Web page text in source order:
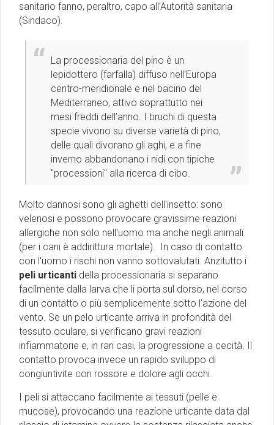
sanitario fanno, peraltro, capo all’Autorità sanitaria
(Sindaco).
La processionaria del pino è un
lepidottero (farfalla) diffuso nell'Europa
centro-meridionale e nel bacino del
Mediterraneo, attivo soprattutto nei
mesi freddi dell’anno. I bruchi di questa
specie vivono su diverse varietà di pino,
delle quali divorano gli aghi, e a fine
inverno abbandonano i nidi con tipiche
"processioni" alla ricerca di cibo.
Molto dannosi sono gli aghetti dell'insetto: sono
velenosi e possono provocare gravissime reazioni
allergiche non solo nell'uomo ma anche negli animali
(per i cani è addirittura mortale). In caso di contatto
con l'uomo i rischi non vanno sottovalutati. Anzitutto i
peli urticanti della processionaria si separano
facilmente dalla larva che li porta sul dorso, nel corso
di un contatto o più semplicemente sotto l’azione del
vento. Se un pelo urticante arriva in profondità del
tessuto oculare, si verificano gravi reazioni
infiammatorie e, in rari casi, la progressione a cecità. Il
contatto provoca invece un rapido sviluppo di
congiuntivite con rossore e dolore agli occhi.
I peli si attaccano facilmente ai tessuti (pelle e
mucose), provocando una reazione urticante data dal